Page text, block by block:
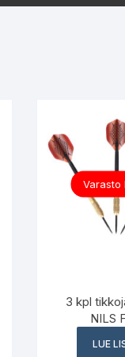
Varasto
3 kpl
NILS
LUE